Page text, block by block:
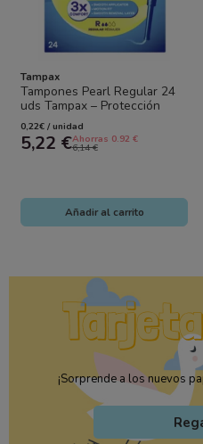
Tampax
Tampones Pearl Regular 24
uds Tampax – Protección
cómoda para flujo normal
0,22€ / unidad
5,22 €Ahorras 0.92 €
6,14 €
Añadir al carrito
¡Sorprende a los nuevos